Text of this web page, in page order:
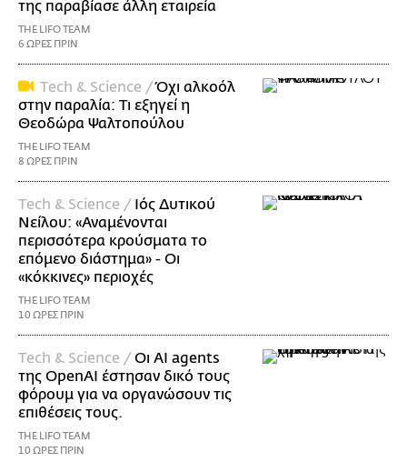
της παραβίασε άλλη εταιρεία
THE LIFO TEAM
6 ΩΡΕΣ ΠΡΙΝ
Τech & Science /Όχι αλκοόλ
στην παραλία: Τι εξηγεί η
Θεοδώρα Ψαλτοπούλου
THE LIFO TEAM
8 ΩΡΕΣ ΠΡΙΝ
Τech & Science / Ιός Δυτικού
Νείλου: «Αναμένονται
περισσότερα κρούσματα το
επόμενο διάστημα» - Οι
«κόκκινες» περιοχές
THE LIFO TEAM
10 ΩΡΕΣ ΠΡΙΝ
Τech & Science /Οι AI agents
της OpenAI έστησαν δικό τους
φόρουμ για να οργανώσουν τις
επιθέσεις τους.
THE LIFO TEAM
10 ΩΡΕΣ ΠΡΙΝ